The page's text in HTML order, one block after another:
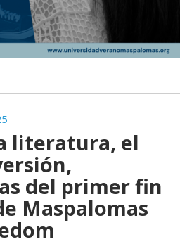
literatura, el
del primer fin
Maspalomas